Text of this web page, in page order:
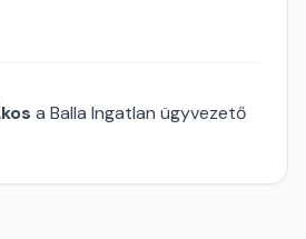
a Balla Ingatlan ügyvezető